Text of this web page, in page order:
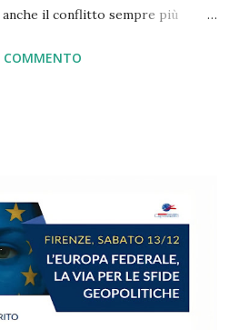
anche il conflitto sempre più
senza una reazione
dire di tutti i nodi irrisolti
e territoriali fuori controllo. Su
l’Unione Europea arranca e
più parti si presentano report
ben documentato di Draghi. Lo
in diversi interventi di
COMMENTO